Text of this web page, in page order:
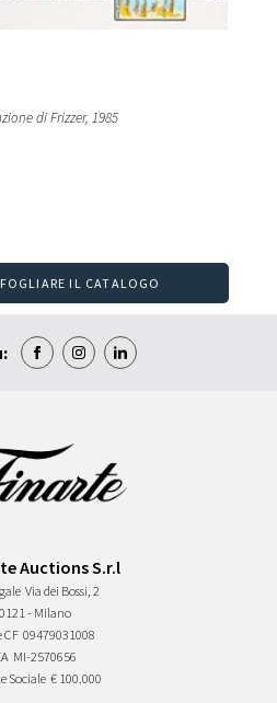
di Frizzer, 1985
IL CATALOGO
Auctions S.r.l
Via dei Bossi, 2
- Milano
CF 09479031008
MI-2570656
Sociale € 100.000